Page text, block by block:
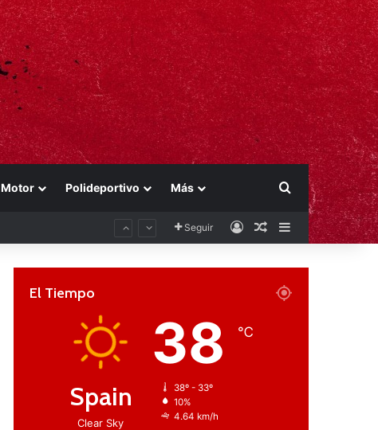
Motor Polideportivo Más Buscar por
Seguir AccesoPublicación al
Barra lateral
El Tiempo
Spain
Clear Sky
38 ℃
38º - 33º
10%
4.64 km/h